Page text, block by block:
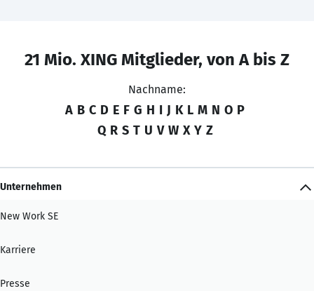
21 Mio. XING Mitglieder, von A bis Z
Nachname:
A B C D E F G H I J K L M N O P
Q R S T U V W X Y Z
Unternehmen
New Work SE
Karriere
Presse